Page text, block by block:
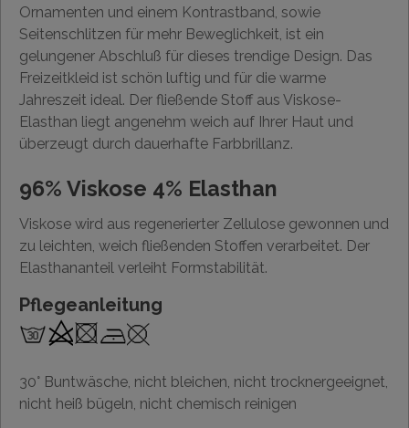
Ornamenten und einem Kontrastband, sowie
Seitenschlitzen für mehr Beweglichkeit, ist ein
gelungener Abschluß für dieses trendige Design. Das
Freizeitkleid ist schön luftig und für die warme
Jahreszeit ideal. Der fließende Stoff aus Viskose-
Elasthan liegt angenehm weich auf Ihrer Haut und
überzeugt durch dauerhafte Farbbrillanz.
96% Viskose 4% Elasthan
Viskose wird aus regenerierter Zellulose gewonnen und
zu leichten, weich fließenden Stoffen verarbeitet. Der
Elasthananteil verleiht Formstabilität.
Pflegeanleitung
30° Buntwäsche, nicht bleichen, nicht trocknergeeignet,
nicht heiß bügeln, nicht chemisch reinigen